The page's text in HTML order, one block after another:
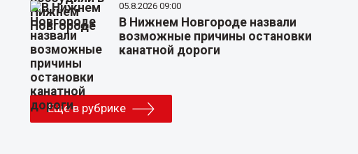
05.8.2026 09:00
В Нижнем Новгороде назвали
возможные причины остановки
канатной дороги
Еще в рубрике